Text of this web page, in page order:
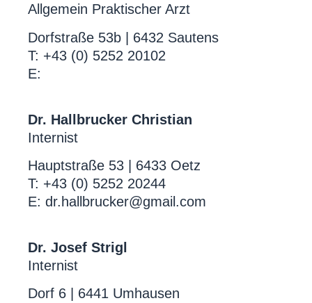
Allgemein Praktischer Arzt
Dorfstraße 53b | 6432 Sautens
T: +43 (0) 5252 20102
E:
Dr. Hallbrucker Christian
Internist
Hauptstraße 53 | 6433 Oetz
T: +43 (0) 5252 20244
E: dr.hallbrucker@gmail.com
Dr. Josef Strigl
Internist
Dorf 6 | 6441 Umhausen